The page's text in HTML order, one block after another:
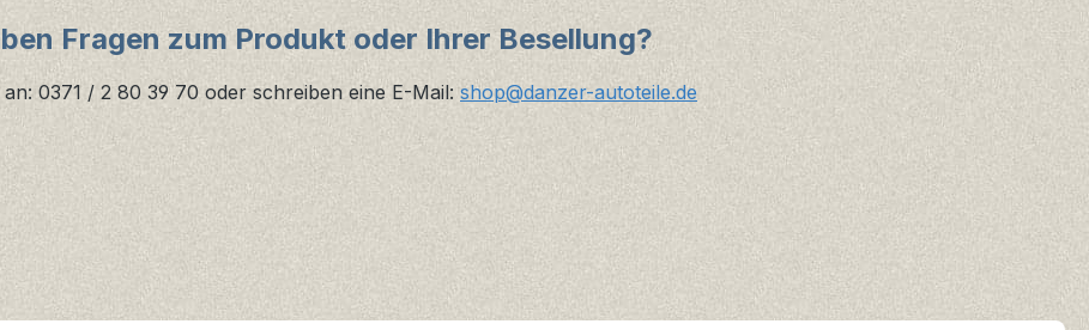
Fragen zum Produkt oder Ihrer Besellung?
an: 0371 / 2 80 39 70 oder schreiben eine E-Mail:shop@danzer-autoteile.de